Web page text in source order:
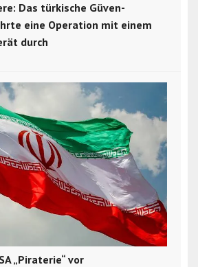
Das türkische Güven-
eine Operation mit einem
durch
„Piraterie“ vor